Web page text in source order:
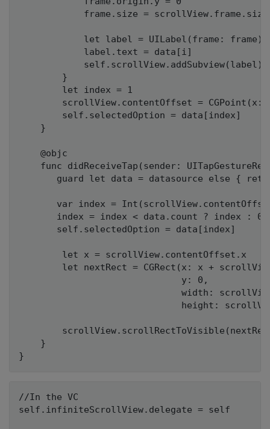
            frame.size = scrollView.frame.size
            let label = UILabel(frame: frame)
            label.text = data[i]
            self.scrollView.addSubview(label)
        }
        let index = 1
scrollView.contentOffset =
        self.selectedOption = data[index]
    }
    @objc
func didReceiveTap(sender:
guard let data = datasource else {
var index =
       index = index < data.count ? index : 0
       self.selectedOption = data[index]
        let x = scrollView.contentOffset.x
let nextRect = CGRect(x: x +
                              y: 0,
width:
height:
    }
//In the VC
self.infiniteScrollView.delegate = self